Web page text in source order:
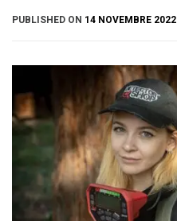
PUBLISHED ON 14 NOVEMBRE 2022